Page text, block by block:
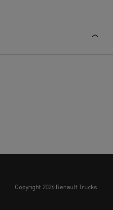
copyright 2026 Renault Trucks